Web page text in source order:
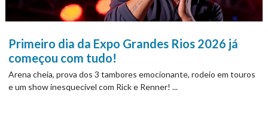
Primeiro dia da Expo Grandes Rios 2026 já
começou com tudo!
Arena cheia, prova dos 3 tambores emocionante, rodeio em touros
e um show inesquecível com Rick e Renner! ...